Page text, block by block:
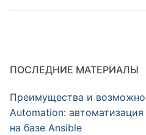
ПОСЛЕДНИЕ МАТЕРИАЛЫ
Преимущества и
Automation:
на базе Ansible